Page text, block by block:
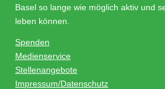
Basel so lange wie möglich aktiv und
leben können.
Spenden
Medienservice
Stellenangebote
Impressum/Datenschutz